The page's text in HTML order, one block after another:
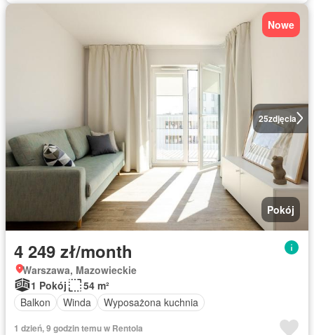
25zdjęcia
Nowe
Pokój
4 249 zł/month
Warszawa, Mazowieckie
1 Pokój
54 m²
Balkon
Winda Wyposażona kuchnia
1 dzień, 9 godzin temu w Rentola